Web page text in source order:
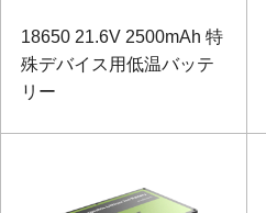
18650 21.6V 2500mAh 特
殊デバイス用低温バッテ
リー